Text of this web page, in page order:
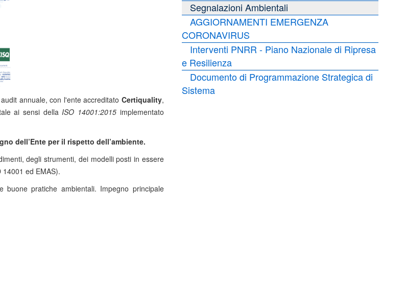
annuale, con l'ente accreditato Certiquality,
ai sensi della ISO 14001:2015 implementato
dell’Ente per il rispetto dell’ambiente.
degli strumenti, dei modelli posti in essere
ed EMAS).
pratiche ambientali. Impegno principale
Segnalazioni Ambientali
AGGIORNAMENTI EMERGENZA
CORONAVIRUS
Interventi PNRR - Piano Nazionale di Ripresa
e Resilienza
Documento di Programmazione Strategica di
Sistema